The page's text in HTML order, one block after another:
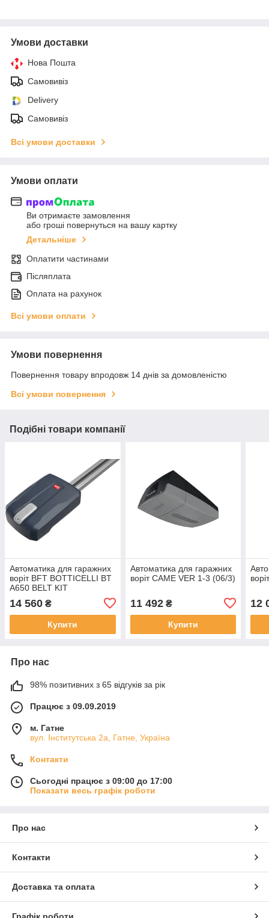
Умови доставки
Нова Пошта
Самовивіз
Delivery
Самовивіз
Всі умови доставки
Умови оплати
Ви отримаєте замовлення
або гроші повернуться на вашу картку
Детальніше
Оплатити частинами
Післяплата
Оплата на рахунок
Всі умови оплати
Умови повернення
Повернення товару впродовж 14 днів за домовленістю
Всі умови повернення
Подібні товари компанії
Автоматика для гаражних
воріт BFT BOTTICELLI BT
A650 BELT KIT
14 560 ₴
Купити
Автоматика для гаражних
воріт CAME VER 1-3 (06/3)
11 492₴
Купити
12
Про нас
98% позитивних з 65 відгуків за рік
Працює з 09.09.2019
м. Гатне
вул. Інститутська 2а, Гатне, Україна
Контакти
Сьогодні працює з 09:00 до 17:00
Показати весь графік роботи
Про нас
Контакти
Доставка та оплата